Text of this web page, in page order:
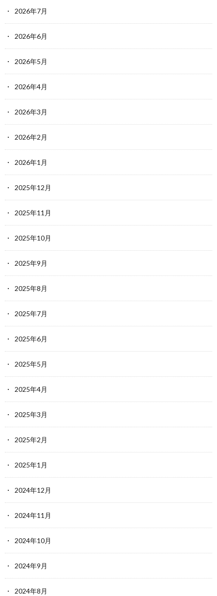
2026年7月
2026年6月
2026年5月
2026年4月
2026年3月
2026年2月
2026年1月
2025年12月
2025年11月
2025年10月
2025年9月
2025年8月
2025年7月
2025年6月
2025年5月
2025年4月
2025年3月
2025年2月
2025年1月
2024年12月
2024年11月
2024年10月
2024年9月
2024年8月